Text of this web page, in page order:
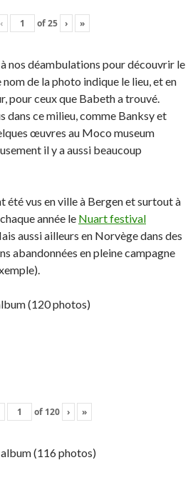
‹ of25 › »
nos déambulations pour découvrir le
de la photo indique le lieu, et en
pour ceux que Babeth a trouvé.
dans ce milieu, comme Banksy et
œuvres au Moco museum
il y a aussi beaucoup
été vus en ville à Bergen et surtout à
année le Nuart festival
aussi ailleurs en Norvège dans des
abandonnées en pleine campagne
(120 photos)
of 120 › »
(116 photos)